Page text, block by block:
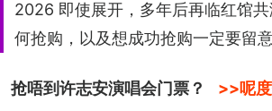
2026 即使展开，多年后再临红馆
何抢购，以及想成功抢购一定要留意
抢唔到许志安演唱会门票？ >>呢